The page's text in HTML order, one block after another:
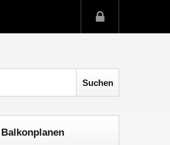
Balkonplanen